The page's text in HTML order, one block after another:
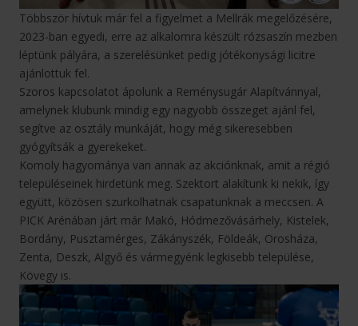
Többször hívtuk már fel a figyelmet a Mellrák megelőzésére,
2023-ban egyedi, erre az alkalomra készült rózsaszín mezben
léptünk pályára, a szerelésünket pedig jótékonysági licitre
ajánlottuk fel.
Szoros kapcsolatot ápolunk a Reménysugár Alapítvánnyal,
amelynek klubunk mindig egy nagyobb összeget ajánl fel,
segítve az osztály munkáját, hogy még sikeresebben
gyógyítsák a gyerekeket.
Komoly hagyománya van annak az akciónknak, amit a régió
településeinek hirdetünk meg. Szektort alakítunk ki nekik, így
együtt, közösen szurkolhatnak csapatunknak a meccsen. A
PICK Arénában járt már Makó, Hódmezővásárhely, Kistelek,
Bordány, Pusztamérges, Zákányszék, Földeák, Orosháza,
Zenta, Deszk, Algyő és vármegyénk legkisebb települése,
Kövegy is.